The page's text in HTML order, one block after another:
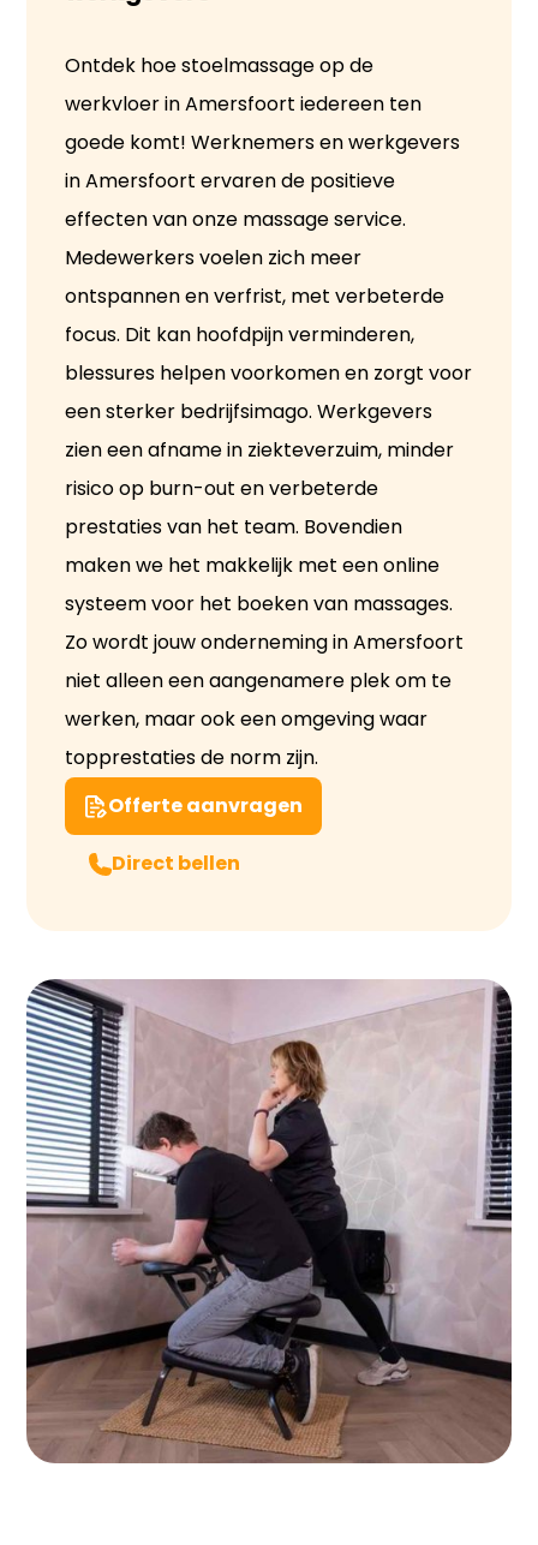
Ontdek hoe stoelmassage op de
werkvloer in Amersfoort iedereen ten
goede komt! Werknemers en werkgevers
in Amersfoort ervaren de positieve
effecten van onze massage service.
Medewerkers voelen zich meer
ontspannen en verfrist, met verbeterde
focus. Dit kan hoofdpijn verminderen,
blessures helpen voorkomen en zorgt voor
een sterker bedrijfsimago. Werkgevers
zien een afname in ziekteverzuim, minder
risico op burn-out en verbeterde
prestaties van het team. Bovendien
maken we het makkelijk met een online
systeem voor het boeken van massages.
Zo wordt jouw onderneming in Amersfoort
niet alleen een aangenamere plek om te
werken, maar ook een omgeving waar
topprestaties de norm zijn.
Offerte aanvragen
Direct bellen